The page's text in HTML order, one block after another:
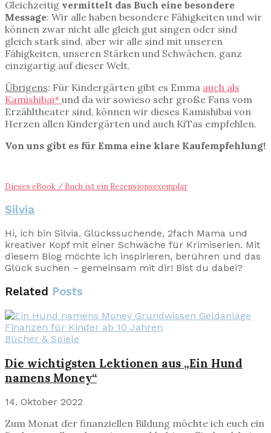
Gleichzeitig vermittelt das Buch eine besondere
Message: Wir alle haben besondere Fähigkeiten und wir
können zwar nicht alle gleich gut singen oder sind
gleich stark sind, aber wir alle sind mit unseren
Fähigkeiten, unseren Stärken und Schwächen, ganz
einzigartig auf dieser Welt.
Übrigens: Für Kindergärten gibt es Emma auch als
Kamishibai* und da wir sowieso sehr große Fans vom
Erzähltheater sind, können wir dieses Kamishibai von
Herzen allen Kindergärten und auch KiTas empfehlen.
Von uns gibt es für Emma eine klare Kaufempfehlung!
Dieses eBook / Buch ist ein Rezensionsexemplar
Silvia
Hi, ich bin Silvia. Glückssuchende, 2fach Mama und
kreativer Kopf mit einer Schwäche für Krimiserien. Mit
diesem Blog möchte ich inspirieren, berühren und das
Glück suchen – gemeinsam mit dir! Bist du dabei?
Related Posts
Bücher & Spiele
Die wichtigsten Lektionen aus „Ein Hund
namens Money“
14. Oktober 2022
Zum Monat der finanziellen Bildung möchte ich euch ein